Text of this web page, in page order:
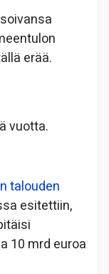
erää.
vuotta.
talouden
esitettiin,
10 mrd euroa